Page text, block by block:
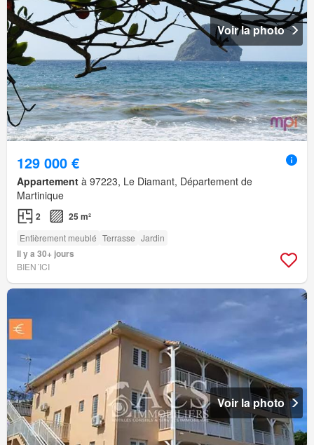
Voir la photo
129 000 €
Appartement à 97223, Le Diamant, Département de
Martinique
2 25 m²
Entièrement meublé Terrasse Jardin
Il y a 30+ jours
BIEN´ICI
Voir la photo